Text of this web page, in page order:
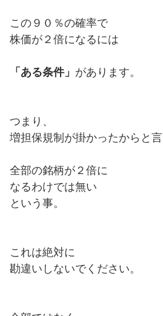
この９０％の確率で
株価が２倍になるには
「ある条件」 があります。
つまり、
増担保規制が掛かったからと言
全部の銘柄が２倍に
なるわけでは無い
という事。
これは絶対に
勘違いしないでください。